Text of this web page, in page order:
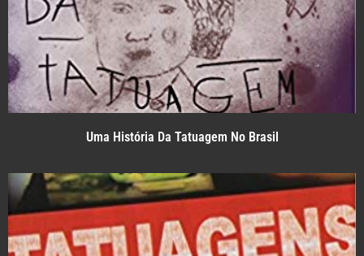
Uma História Da Tatuagem No Brasil